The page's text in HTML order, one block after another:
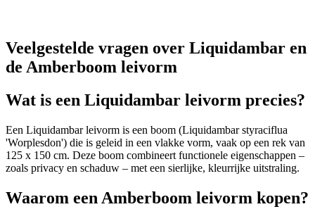
Veelgestelde vragen over Liquidambar en
de Amberboom leivorm
Wat is een Liquidambar leivorm precies?
Een Liquidambar leivorm is een boom (Liquidambar styraciflua
'Worplesdon') die is geleid in een vlakke vorm, vaak op een rek van
125 x 150 cm. Deze boom combineert functionele eigenschappen –
zoals privacy en schaduw – met een sierlijke, kleurrijke uitstraling.
Waarom een Amberboom leivorm kopen?